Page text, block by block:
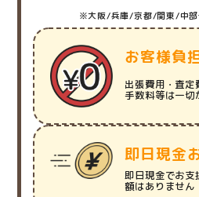
※大阪/兵庫/京都/関東/中部
お客様負
出張費用・査定
手数料等は一切
即日現金
即日現金でお支
額はありません